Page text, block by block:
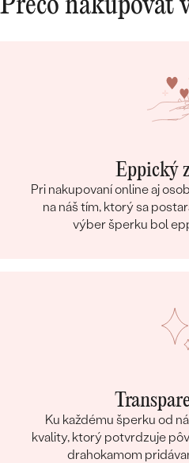
Prečo nakupovať
Eppický
Pri nakupovaní online aj
na náš tím, ktorý sa
výber šperku bol
Ku každému šperku od
kvality, ktorý potvrdzuje
drahokamom